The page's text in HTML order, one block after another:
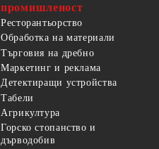
промишленост
Ресторантьорство
Обработка на материали
Търговия на дребно
Маркетинг и реклама
Детектиращи устройства
Табели
Агрикултура
Горско стопанство и
дърводобив